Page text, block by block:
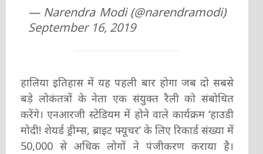
— Narendra Modi (@narendramodi)
September 16, 2019
हालिया इतिहास में यह पहली बार होगा जब दो सबसे
बड़े लोकंतत्रों के नेता एक संयुक्त रैली को संबोधित
करेंगे। एनआरजी स्टेडियम में होने वाले कार्यक्रम ‘हाउडी
मोदी! शेयर्ड ड्रीम्स, ब्राइट फ्यूचर’ के लिए रिकार्ड संख्या में
50,000 से अधिक लोगों ने पंजीकरण कराया है।